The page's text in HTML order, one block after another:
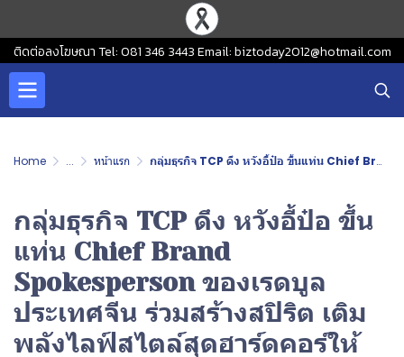
ติดต่อลงโฆษณา Tel: 081 346 3443 Email: biztoday2012@hotmail.com
Home ... หน้าแรก กลุ่มธุรกิจ TCP ดึง หวังอี้ป๋อ ขึ้นแท่น Chief Brand Spokesperson ของเรดบูลประเทศจีน ร่วมสร้างสปิริต เติมพลังไลฟ์สไตล์สุดฮาร์ดคอร์ให้คนรุ่นใหม่
กลุ่มธุรกิจ TCP ดึง หวังอี้ป๋อ ขึ้น
แท่น Chief Brand
Spokesperson ของเรดบูล
ประเทศจีน ร่วมสร้างสปิริต เติม
พลังไลฟ์สไตล์สุดฮาร์ดคอร์ให้